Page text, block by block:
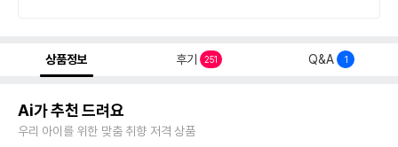
상품정보 후기 251 Q&A 1
Ai가 추천 드려요
우리 아이를 위한 맞춤 취향 저격 상품